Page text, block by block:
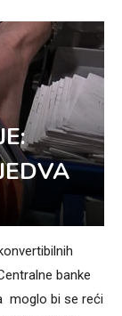
banke
moglo bi se reći